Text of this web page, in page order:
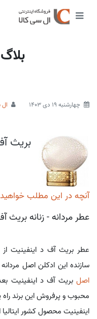
چهارشنبه 19 دی 1403 ال
بریث
آنچه در این مطلب
عطر مردانه - زنانه بریث
سازنده این ادکلن اصل مردانه
اصل بریث آف د اینفینیت
محبوب و پرفروش این برند
اینفینیت محصول کشور